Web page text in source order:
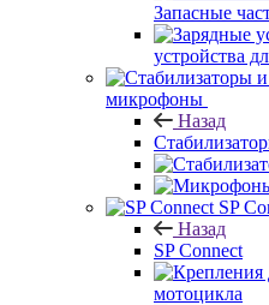
Запасные
устройства
микрофоны
Назад
SP
Назад
SP Connect
мотоцикла